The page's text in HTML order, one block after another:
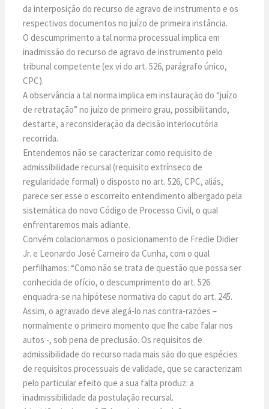
da interposição do recurso de agravo de instrumento e os
respectivos documentos no juízo de primeira instância.
O descumprimento a tal norma processual implica em
inadmissão do recurso de agravo de instrumento pelo
tribunal competente (ex vi do art. 526, parágrafo único,
CPC).
A observância a tal norma implica em instauração do “juízo
de retratação” no juízo de primeiro grau, possibilitando,
destarte, a reconsideração da decisão interlocutória
recorrida.
Entendemos não se caracterizar como requisito de
admissibilidade recursal (requisito extrínseco de
regularidade formal) o disposto no art. 526, CPC, aliás,
parece ser esse o escorreito entendimento albergado pela
sistemática do novo Código de Processo Civil, o qual
enfrentaremos mais adiante.
Convém colacionarmos o posicionamento de Fredie Didier
Jr. e Leonardo José Carneiro da Cunha, com o qual
perfilhamos: “Como não se trata de questão que possa ser
conhecida de ofício, o descumprimento do art. 526
enquadra-se na hipótese normativa do caput do art. 245.
Assim, o agravado deve alegá-lo nas contra-razões –
normalmente o primeiro momento que lhe cabe falar nos
autos -, sob pena de preclusão. Os requisitos de
admissibilidade do recurso nada mais são do que espécies
de requisitos processuais de validade, que se caracterizam
pelo particular efeito que a sua falta produz: a
inadmissibilidade da postulação recursal.